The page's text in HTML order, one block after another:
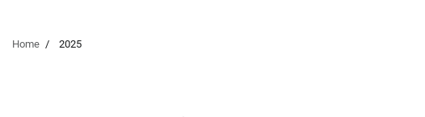
Home 2025